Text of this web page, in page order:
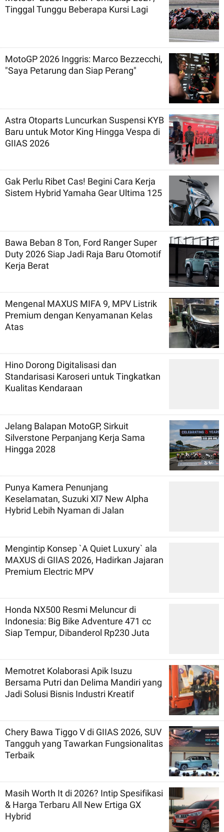
Tinggal Tunggu Beberapa Kursi Lagi
MotoGP 2026 Inggris: Marco Bezzecchi,
"Saya Petarung dan Siap Perang"
Astra Otoparts Luncurkan Suspensi KYB
Baru untuk Motor King Hingga Vespa di
GIIAS 2026
Gak Perlu Ribet Cas! Begini Cara Kerja
Sistem Hybrid Yamaha Gear Ultima 125
Bawa Beban 8 Ton, Ford Ranger Super
Duty 2026 Siap Jadi Raja Baru Otomotif
Kerja Berat
Mengenal MAXUS MIFA 9, MPV Listrik
Premium dengan Kenyamanan Kelas
Atas
Hino Dorong Digitalisasi dan
Standarisasi Karoseri untuk Tingkatkan
Kualitas Kendaraan
Jelang Balapan MotoGP, Sirkuit
Silverstone Perpanjang Kerja Sama
Hingga 2028
Punya Kamera Penunjang
Keselamatan, Suzuki Xl7 New Alpha
Hybrid Lebih Nyaman di Jalan
Mengintip Konsep `A Quiet Luxury` ala
MAXUS di GIIAS 2026, Hadirkan Jajaran
Premium Electric MPV
Honda NX500 Resmi Meluncur di
Indonesia: Big Bike Adventure 471 cc
Siap Tempur, Dibanderol Rp230 Juta
Memotret Kolaborasi Apik Isuzu
Bersama Putri dan Delima Mandiri yang
Jadi Solusi Bisnis Industri Kreatif
Chery Bawa Tiggo V di GIIAS 2026, SUV
Tangguh yang Tawarkan Fungsionalitas
Terbaik
Masih Worth It di 2026? Intip Spesifikasi
& Harga Terbaru All New Ertiga GX
Hybrid